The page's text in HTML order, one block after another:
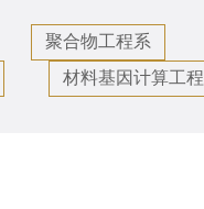
聚合物工程系
材料基因计算工程